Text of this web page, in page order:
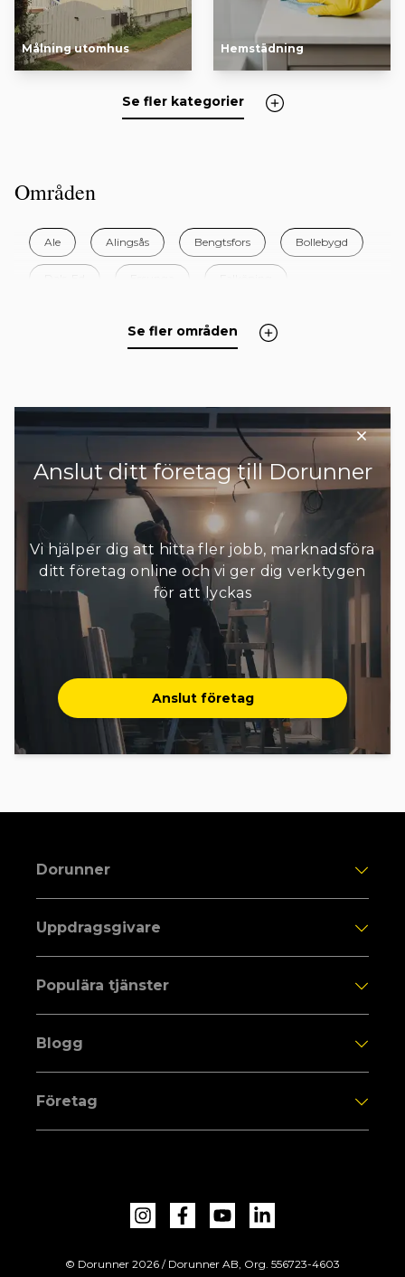
Målning utomhus Hemstädning
Se fler kategorier
Områden
Ale Alingsås Bengtsfors Bollebygd
Götene Herrljunga
Se fler områden
Anslut ditt företag till Dorunner
Vi hjälper dig att hitta fler jobb, marknadsföra
ditt företag online och vi ger dig verktygen
för att lyckas
Anslut företag
Dorunner
Uppdragsgivare
Populära tjänster
Blogg
Företag
© Dorunner 2026 / Dorunner AB, Org. 556723-4603